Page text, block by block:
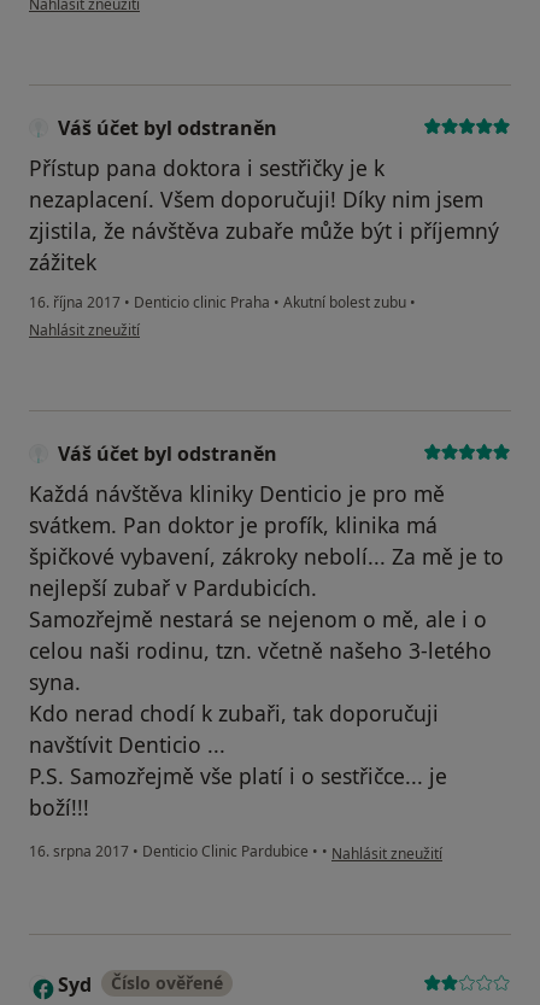
Nahlásit zneužití
Váš účet byl odstraněn
Přístup pana doktora i sestřičky je k
nezaplacení. Všem doporučuji! Díky nim jsem
zjistila, že návštěva zubaře může být i příjemný
zážitek
16. října 2017 • Denticio clinic Praha • Akutní bolest zubu •
podle názoru uživatele Váš účet byl odstraněn
Nahlásit zneužití
Váš účet byl odstraněn
Každá návštěva kliniky Denticio je pro mě
svátkem. Pan doktor je profík, klinika má
špičkové vybavení, zákroky nebolí... Za mě je to
nejlepší zubař v Pardubicích.
Samozřejmě nestará se nejenom o mě, ale i o
celou naši rodinu, tzn. včetně našeho 3-letého
syna.
Kdo nerad chodí k zubaři, tak doporučuji
navštívit Denticio ...
P.S. Samozřejmě vše platí i o sestřičce... je
boží!!!
16. srpna 2017 • Denticio Clinic Pardubice • • podle názoru uživatele Váš
Nahlásit zneužití
S Syd Číslo ověřené